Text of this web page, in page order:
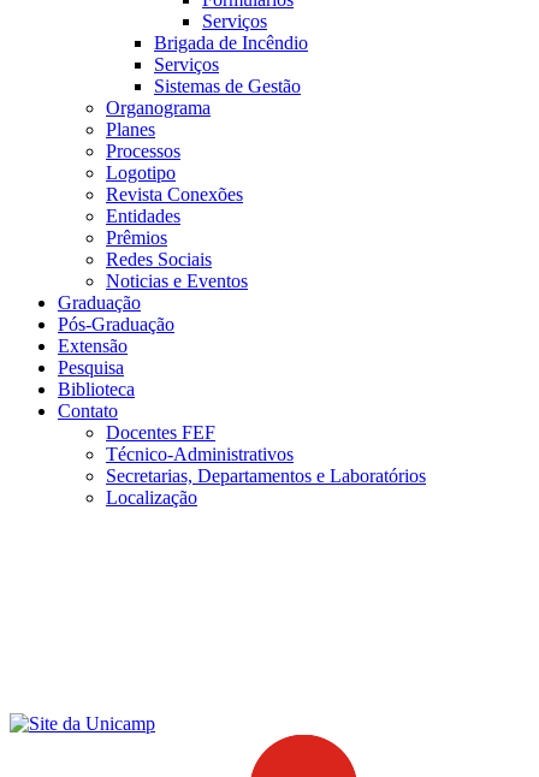
Serviços
Brigada de Incêndio
Serviços
Sistemas de Gestão
Organograma
Planes
Processos
Logotipo
Revista Conexões
Entidades
Prêmios
Redes Sociais
Noticias e Eventos
Graduação
Pós-Graduação
Extensão
Pesquisa
Biblioteca
Contato
Docentes FEF
Técnico-Administrativos
Secretarias, Departamentos e Laboratórios
Localização